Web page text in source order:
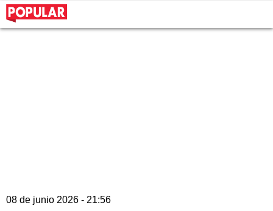
08 de junio 2026 - 21:56